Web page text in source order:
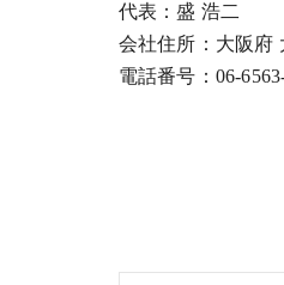
代表：盛 浩二
会社住所：大阪府
電話番号：06-